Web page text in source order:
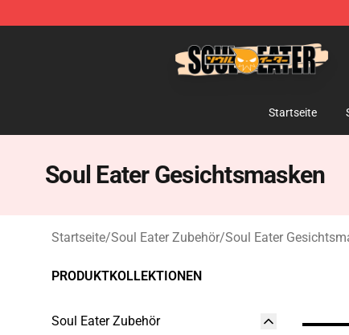
Startseite
Soul Eater Gesichtsmasken
Startseite/Soul Eater Zubehör/Soul Eater
PRODUKTKOLLEKTIONEN
Soul Eater Zubehör